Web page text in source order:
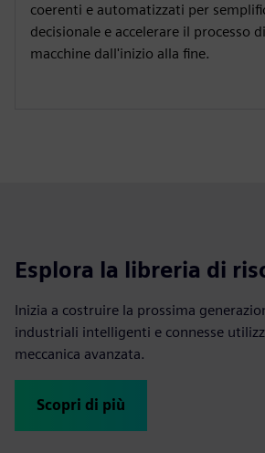
coerenti e automatizzati per
decisionale e accelerare il processo
macchine dall'inizio alla fine.
Esplora la libreria di
Inizia a costruire la prossima
industriali intelligenti e connesse
meccanica avanzata.
Scopri di più